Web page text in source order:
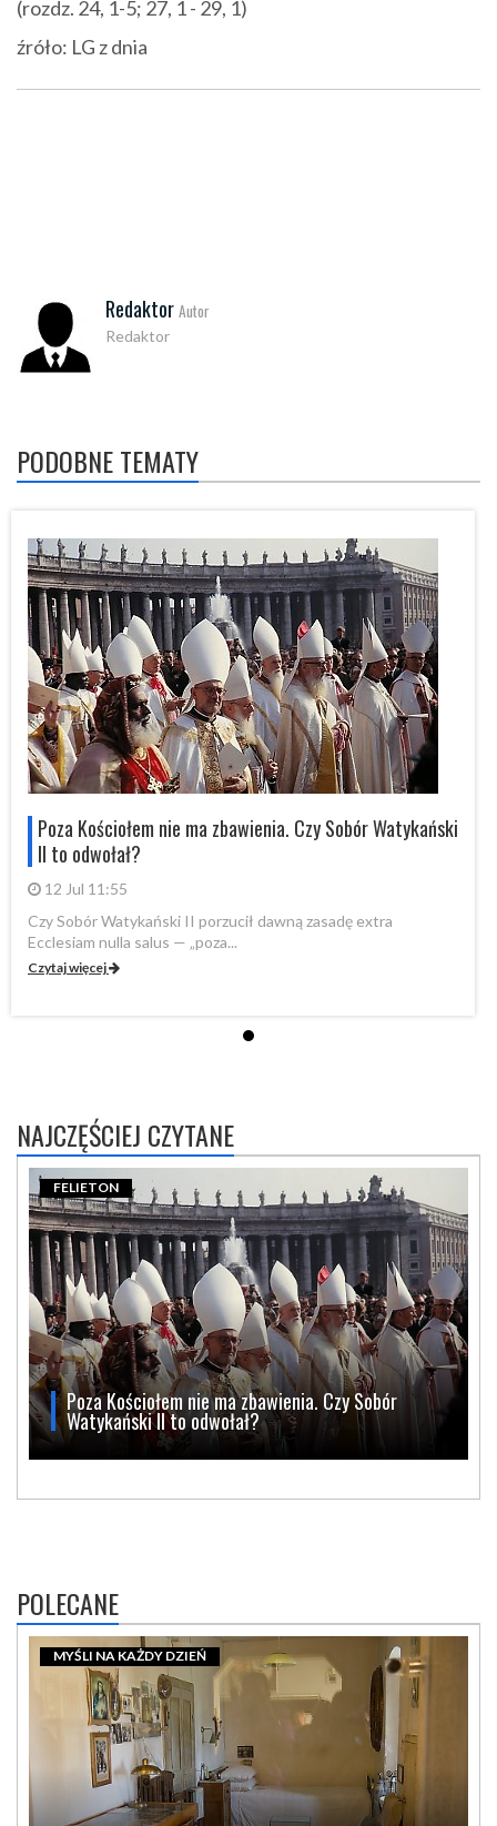
(rozdz. 24, 1-5; 27, 1 - 29, 1)
źróło: LG z dnia
Redaktor Autor
Redaktor
PODOBNE TEMATY
Poza Kościołem nie ma zbawienia. Czy Sobór Watykański
II to odwołał?
12 Jul 11:55
Czy Sobór Watykański II porzucił dawną zasadę extra
Ecclesiam nulla salus — „poza...
Czytaj więcej
NAJCZĘŚCIEJ CZYTANE
Poza Kościołem nie ma zbawienia. Czy Sobór
Watykański II to odwołał?
FELIETON
POLECANE
MYŚLI NA KAŻDY DZIEŃ